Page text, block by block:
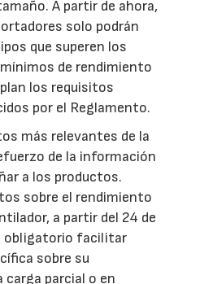
A partir de ahora,
solo podrán
que superen los
de rendimiento
los requisitos
por el Reglamento.
más relevantes de la
de la información
a los productos.
sobre el rendimiento
a partir del 24 de
obligatorio facilitar
sobre su
parcial o en